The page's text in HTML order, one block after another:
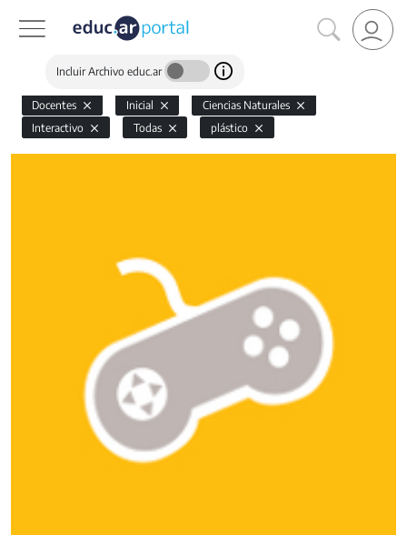
Incluir Archivo educ.ar
Docentes Inicial
Ciencias Naturales
Interactivo
Todas plástico